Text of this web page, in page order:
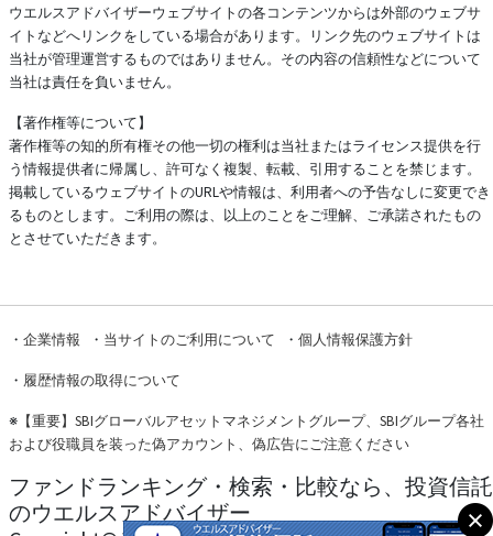
ウエルスアドバイザーウェブサイトの各コンテンツからは外部のウェブサ
イトなどへリンクをしている場合があります。リンク先のウェブサイトは
当社が管理運営するものではありません。その内容の信頼性などについて
当社は責任を負いません。
【著作権等について】
著作権等の知的所有権その他一切の権利は当社またはライセンス提供を行
う情報提供者に帰属し、許可なく複製、転載、引用することを禁じます。
掲載しているウェブサイトのURLや情報は、利用者への予告なしに変更でき
るものとします。ご利用の際は、以上のことをご理解、ご承諾されたもの
とさせていただきます。
・ 企業情報 ・ 当サイトのご利用について ・ 個人情報保護方針
・ 履歴情報の取得について
※ 【重要】SBIグローバルアセットマネジメントグループ、SBIグループ各社
および役職員を装った偽アカウント、偽広告にご注意ください
ファンドランキング・検索・比較なら、投資信託
のウエルスアドバイザー